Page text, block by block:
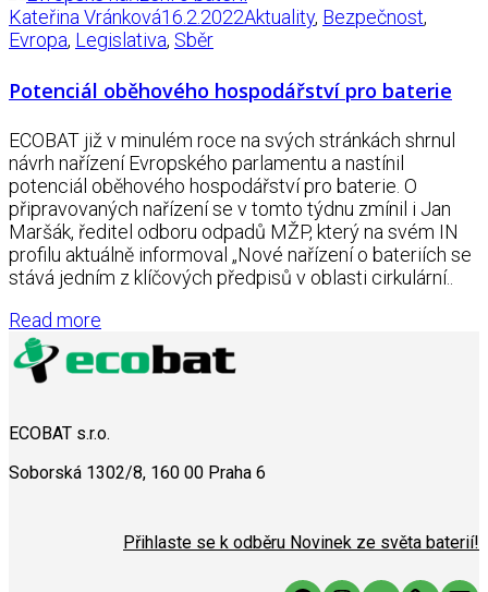
Kateřina Vránková16.2.2022Aktuality, Bezpečnost,
Evropa, Legislativa, Sběr
Potenciál oběhového hospodářství pro baterie
ECOBAT již v minulém roce na svých stránkách shrnul
návrh nařízení Evropského parlamentu a nastínil
potenciál oběhového hospodářství pro baterie. O
připravovaných nařízení se v tomto týdnu zmínil i Jan
Maršák, ředitel odboru odpadů MŽP, který na svém IN
profilu aktuálně informoval „Nové nařízení o bateriích se
stává jedním z klíčových předpisů v oblasti cirkulární..
Read more
ECOBAT s.r.o.
Soborská 1302/8, 160 00 Praha 6
Přihlaste se k odběru Novinek ze světa baterií!